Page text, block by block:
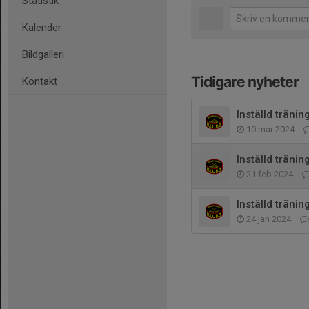
Kalender
Bildgalleri
Kontakt Tidigare nyheter
Inställd träning
10 mar 2024
Inställd
21 feb 2024
Inställd träning
24 jan 2024